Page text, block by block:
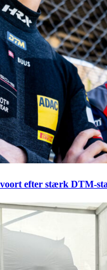
efter stærk DTM-